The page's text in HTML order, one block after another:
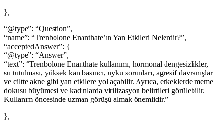
},
“@type”: “Question”,
“name”: “Trenbolone Enanthate’ın Yan Etkileri Nelerdir?”,
“acceptedAnswer”: {
“@type”: “Answer”,
“text”: “Trenbolone Enanthate kullanımı, hormonal dengesizlikler,
su tutulması, yüksek kan basıncı, uyku sorunları, agresif davranışlar
ve ciltte akne gibi yan etkilere yol açabilir. Ayrıca, erkeklerde meme
dokusu büyümesi ve kadınlarda virilizasyon belirtileri görülebilir.
Kullanım öncesinde uzman görüşü almak önemlidir.”
},